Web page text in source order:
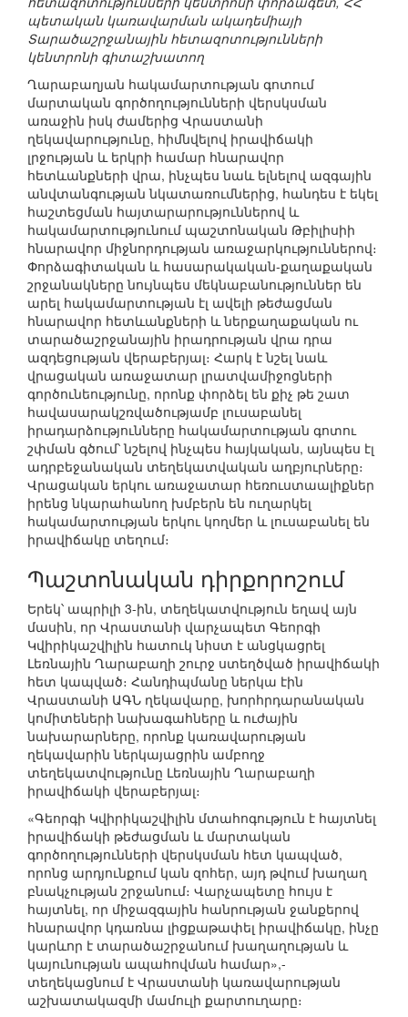
պետական կառավարման ակադեմիայի
Տարածաշրջանային հետազոտությունների
կենտրոնի գիտաշխատող
Ղարաբաղյան հակամարտության գոտում
մարտական գործողությունների վերսկսման
առաջին իսկ ժամերից Վրաստանի
ղեկավարությունը, հիմնվելով իրավիճակի
լրջության և երկրի համար հնարավոր
հետևանքների վրա, ինչպես նաև ելնելով ազգային
անվտանգության նկատառումներից, հանդես է եկել
հաշտեցման հայտարարություններով և
հակամարտությունում պաշտոնական Թբիլիսիի
հնարավոր միջնորդության առաջարկություններով։
Փորձագիտական և հասարակական-քաղաքական
շրջանակները նույնպես մեկնաբանություններ են
արել հակամարտության էլ ավելի թեժացման
հնարավոր հետևանքների և ներքաղաքական ու
տարածաշրջանային իրադրության վրա դրա
ազդեցության վերաբերյալ։ Հարկ է նշել նաև
վրացական առաջատար լրատվամիջոցների
գործունեությունը, որոնք փորձել են քիչ թե շատ
հավասարակշռվածությամբ լուսաբանել
իրադարձությունները հակամարտության գոտու
շփման գծում՝ նշելով ինչպես հայկական, այնպես էլ
ադրբեջանական տեղեկատվական աղբյուրները։
Վրացական երկու առաջատար հեռուստաալիքներ
իրենց նկարահանող խմբերն են ուղարկել
հակամարտության երկու կողմեր և լուսաբանել են
իրավիճակը տեղում։
Պաշտոնական դիրքորոշում
Երեկ՝ ապրիլի 3-ին, տեղեկատվություն եղավ այն
մասին, որ Վրաստանի վարչապետ Գեորգի
Կվիրիկաշվիլին հատուկ նիստ է անցկացրել
Լեռնային Ղարաբաղի շուրջ ստեղծված իրավիճակի
հետ կապված։ Հանդիպմանը ներկա էին
Վրաստանի ԱԳՆ ղեկավարը, խորհրդարանական
կոմիտեների նախագահները և ուժային
նախարարները, որոնք կառավարության
ղեկավարին ներկայացրին ամբողջ
տեղեկատվությունը Լեռնային Ղարաբաղի
իրավիճակի վերաբերյալ։
«Գեորգի Կվիրիկաշվիլին մտահոգություն է հայտնել
իրավիճակի թեժացման և մարտական
գործողությունների վերսկսման հետ կապված,
որոնց արդյունքում կան զոհեր, այդ թվում խաղաղ
բնակչության շրջանում։ Վարչապետը հույս է
հայտնել, որ միջազգային հանրության ջանքերով
հնարավոր կդառնա լիցքաթափել իրավիճակը, ինչը
կարևոր է տարածաշրջանում խաղաղության և
կայունության ապահովման համար»,-
տեղեկացնում է Վրաստանի կառավարության
աշխատակազմի մամուլի քարտուղարը։